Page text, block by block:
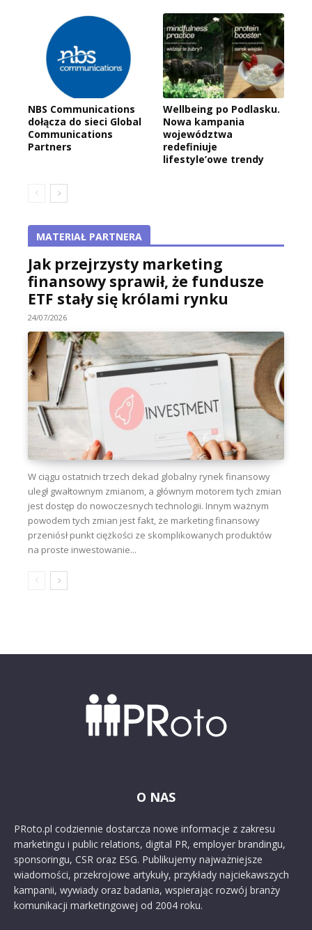
NBS Communications
dołącza do sieci Global
Communications
Partners
Wellbeing po Podlasku.
Nowa kampania
województwa
redefiniuje
lifestyle’owe trendy
MATERIAŁ PARTNERA
Jak przejrzysty marketing
finansowy sprawił, że fundusze
ETF stały się królami rynku
24/07/2026
W ciągu ostatnich trzech dekad globalny rynek finansowy
uległ gwałtownym zmianom, a głównym motorem tych zmian
jest dostęp do nowoczesnych technologii. Innym ważnym
powodem tych zmian jest fakt, że marketing finansowy
przeniósł punkt ciężkości ze skomplikowanych produktów
na proste inwestowanie...
O NAS
PRoto.pl codziennie dostarcza nowe informacje z zakresu
marketingu i public relations, digital PR, employer brandingu,
sponsoringu, CSR oraz ESG. Publikujemy najważniejsze
wiadomości, przekrojowe artykuły, przykłady najciekawszych
kampanii, wywiady oraz badania, wspierając rozwój branży
komunikacji marketingowej od 2004 roku.